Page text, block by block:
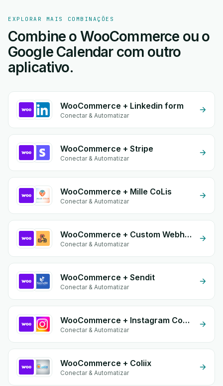
EXPLORAR MAIS COMBINAÇÕES
Combine o WooCommerce ou o
Google Calendar com outro
aplicativo.
WooCommerce + Linkedin form
Conectar & Automatizar
WooCommerce + Stripe
Conectar & Automatizar
WooCommerce + Mille CoLis
Conectar & Automatizar
WooCommerce + Custom Webhook
Conectar & Automatizar
WooCommerce + Sendit
Conectar & Automatizar
WooCommerce + Instagram Comment
Conectar & Automatizar
WooCommerce + Coliix
Conectar & Automatizar